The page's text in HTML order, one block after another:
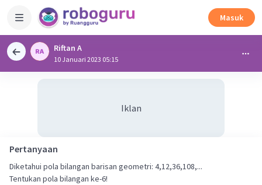
Masuk
Riftan A
10 Januari 2023 05:15
Iklan
Pertanyaan
Diketahui pola bilangan barisan geometri: 4,12,36,108,...
Tentukan pola bilangan ke-6!